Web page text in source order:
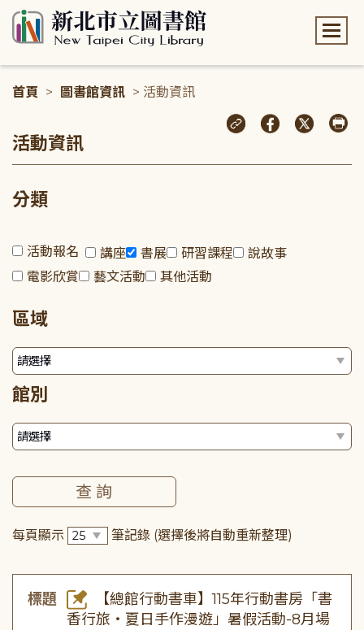
首頁 > 圖書館資訊 > 活動資訊
活動資訊
分類
活動報名 講座 書展 研習課程
說故事
電影欣賞
藝文活動 其他活動
區域
館別
每頁顯示 筆記錄 (選擇後將自動重新整理)
標題
【總館行動書車】115年行動書房「書
香行旅・夏日手作漫遊」暑假活動-8月場